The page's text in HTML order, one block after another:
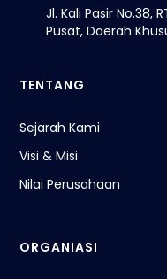
Jl. Kali Pasir No.38,
Pusat, Daerah
TENTANG
Sejarah Kami
Visi & Misi
Nilai Perusahaan
ORGANIASI